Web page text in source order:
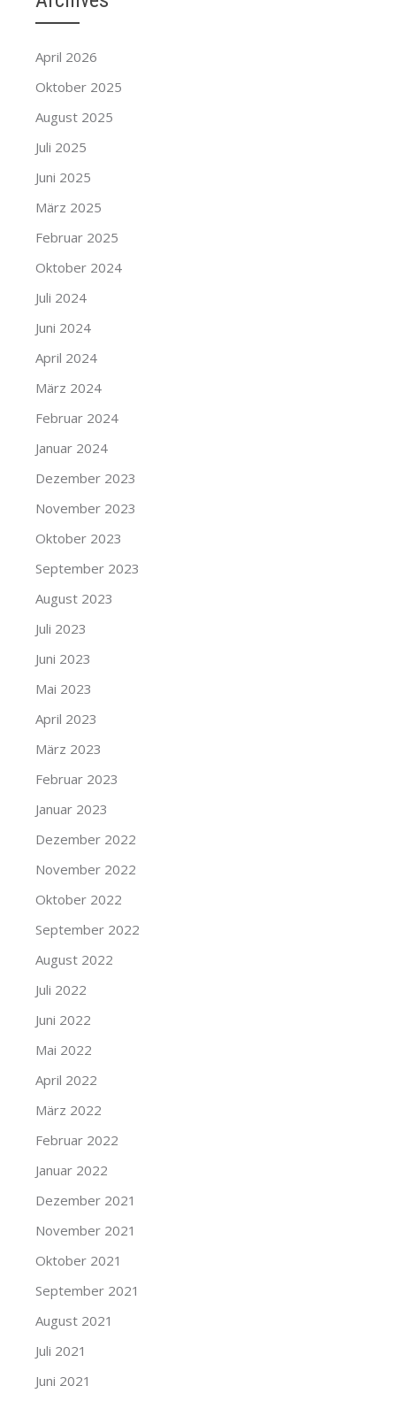
April 2026
Oktober 2025
August 2025
Juli 2025
Juni 2025
März 2025
Februar 2025
Oktober 2024
Juli 2024
Juni 2024
April 2024
März 2024
Februar 2024
Januar 2024
Dezember 2023
November 2023
Oktober 2023
September 2023
August 2023
Juli 2023
Juni 2023
Mai 2023
April 2023
März 2023
Februar 2023
Januar 2023
Dezember 2022
November 2022
Oktober 2022
September 2022
August 2022
Juli 2022
Juni 2022
Mai 2022
April 2022
März 2022
Februar 2022
Januar 2022
Dezember 2021
November 2021
Oktober 2021
September 2021
August 2021
Juli 2021
Juni 2021